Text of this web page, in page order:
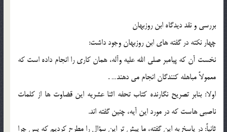
بررسى و نقد دیدگاه ابن روزبهان
چهار نکته در گفته هاى ابن روزبهان وجود داشت:
نخست آن که پیامبر صلى الله علیه وآله، همان کارى را انجام داده است که
معمولاً مباهله کنندگان انجام مى دهند… .
اولا: بنابر تصریح نگارنده کتاب تحفه اثنا عشریه این قضاوت ها از کلمات
ناصبى هاست که در مورد این آیه، چنین گفته اند.
ثانیاً: در پاسخ به این گفته، ما پیش تر این سؤال را مطرح کردیم که پس چرا